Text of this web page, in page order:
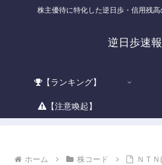
株主優待に特化した逆日歩・信用残高
逆日歩速報
【ランキング】
【注意喚起】
ホーム 株コード ＮＴ